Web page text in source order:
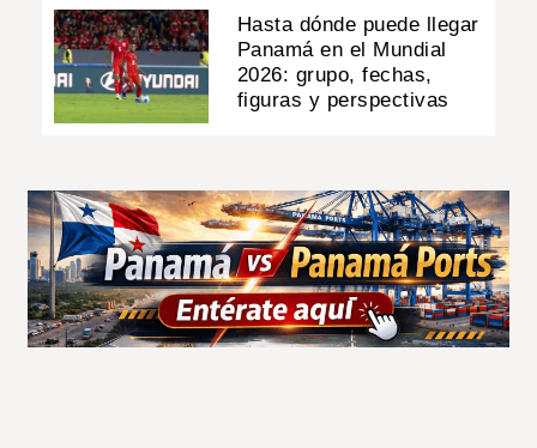
Hasta dónde puede llegar
Panamá en el Mundial
2026: grupo, fechas,
figuras y perspectivas